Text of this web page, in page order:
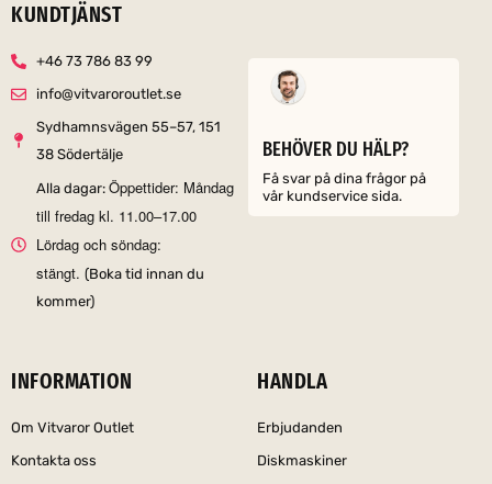
KUNDTJÄNST
+46 73 786 83 99
info@vitvaroroutlet.se
Sydhamnsvägen 55–57, 151
38 Södertälje
Alla dagar: Öppettider: Måndag
till fredag kl. 11.00–17.00
Lördag och söndag:
stängt. (Boka tid innan du
kommer)
BEHÖVER DU HÄLP?
Få svar på dina frågor på
vår kundservice sida.
INFORMATION
Om Vitvaror Outlet
Kontakta oss
HANDLA
Erbjudanden
Diskmaskiner